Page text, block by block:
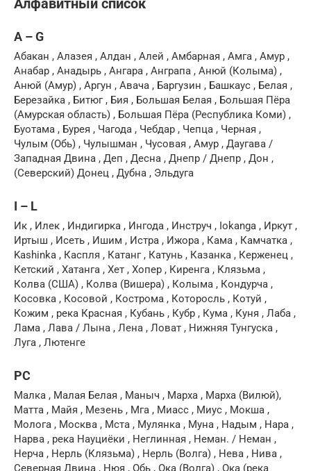
Алфавитный список
A – G
Абакан , Алазея , Алдан , Алей , Амбарная , Амга , Амур ,
Анабар , Анадырь , Ангара , Анграпа , Анюй (Колыма) ,
Анюй (Амур) , Аргун , Авача , Баргузин , Башкаус , Белая ,
Березайка , Битюг , Бия , Большая Белая , Большая Пёра
(Амурская область) , Большая Пёра (Республика Коми) ,
Буотама , Бурея , Чагода , Чебдар , Чепца , Черная ,
Чулым (Обь) , Чулышман , Чусовая , Амур , Даугава /
Западная Двина , Деп , Десна , Днепр / Днепр , Дон ,
(Северский) Донец , Дубна , Эльдуга
I – L
Ик , Илек , Индигирка , Ингода , Инструч , Iokanga , Иркут ,
Иртыш , Исеть , Ишим , Истра , Ижора , Кама , Камчатка ,
Kashinka , Каспля , Катанг , Катунь , Казанка , Керженец ,
Кетский , Хатанга , Хет , Хопер , Киренга , Клязьма ,
Колва (США) , Колва (Вишера) , Колыма , Кондурча ,
Косовка , Косовой , Кострома , Которосль , Котуй ,
Кожим , река Красная , Кубань , Кубр , Кума , Куня , Лаба ,
Лама , Лава / Лына , Лена , Ловат , Нижняя Тунгуска ,
Луга , Лютенге
РС
Малка , Малая Белая , Маныч , Марха , Марха (Вилюй),
Матта , Майя , Мезень , Мга , Миасс , Миус , Мокша ,
Молога , Москва , Мста , Мулянка , Муна , Надым , Нара ,
Нарва , река Науциёки , Неглинная , Неман. / Неман ,
Нерча , Нерль (Клязьма) , Нерль (Волга) , Нева , Нива ,
Северная Двина , Нюя , Обь , Ока (Волга) , Ока (река